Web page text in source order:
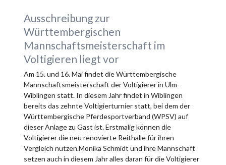
Ausschreibung zur
Württembergischen
Mannschaftsmeisterschaft im
Voltigieren liegt vor
Am 15. und 16. Mai findet die Württembergische
Mannschaftsmeisterschaft der Voltigierer in Ulm-
Wiblingen statt. In diesem Jahr findet in Wiblingen
bereits das zehnte Voltigierturnier statt, bei dem der
Württembergische Pferdesportverband (WPSV) auf
dieser Anlage zu Gast ist. Erstmalig können die
Voltigierer die neu renovierte Reithalle für ihren
Vergleich nutzen.Monika Schmidt und ihre Mannschaft
setzen auch in diesem Jahr alles daran für die Voltigierer